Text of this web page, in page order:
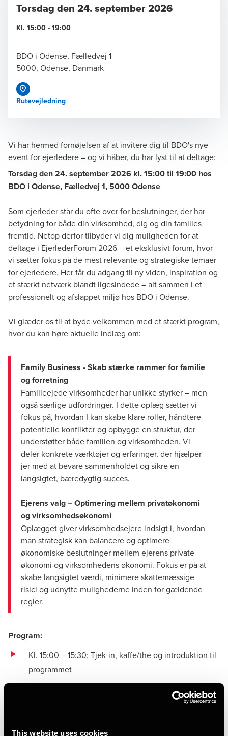
This website uses cookies
Torsdag den 24. september 2026
Kl. 15:00 - 19:00
BDO i Odense, Fælledvej 1
5000, Odense, Danmark
Rutevejledning
Vi har hermed fornøjelsen af at invitere dig til BDO's nye
event for ejerledere – og vi håber, du har lyst til at deltage:
Torsdag den 24. september 2026 kl. 15:00 til 19:00 hos
BDO i Odense, Fælledvej 1, 5000 Odense
Som ejerleder står du ofte over for beslutninger, der har
betydning for både din virksomhed, dig og din families
fremtid. Netop derfor tilbyder vi dig muligheden for at
deltage i EjerlederForum 2026 – et eksklusivt forum, hvor
vi sætter fokus på de mest relevante og strategiske temaer
for ejerledere. Her får du adgang til ny viden, inspiration og
et stærkt netværk blandt ligesindede – alt sammen i et
professionelt og afslappet miljø hos BDO i Odense.
Vi glæder os til at byde velkommen med et stærkt program,
hvor du kan høre aktuelle indlæg om:
Family Business - Skab stærke rammer for familie
og forretning
Familieejede virksomheder har unikke styrker – men
også særlige udfordringer. I dette oplæg sætter vi
fokus på, hvordan I kan skabe klare roller, håndtere
potentielle konflikter og opbygge en struktur, der
understøtter både familien og virksomheden. Vi
deler konkrete værktøjer og erfaringer, der hjælper
jer med at bevare sammenholdet og sikre en
langsigtet, bæredygtig succes.
Ejerens valg – Optimering mellem privatøkonomi
og virksomhedsøkonomi
Oplægget giver virksomhedsejere indsigt i, hvordan
man strategisk kan balancere og optimere
økonomiske beslutninger mellem ejerens private
økonomi og virksomhedens økonomi. Fokus er på at
skabe langsigtet værdi, minimere skattemæssige
risici og udnytte mulighederne inden for gældende
regler.
Program:
Kl. 15:00 – 15:30: Tjek-in, kaffe/the og introduktion til
programmet
Kl. 15:30 – 16:30: Family Business - Skab stærke